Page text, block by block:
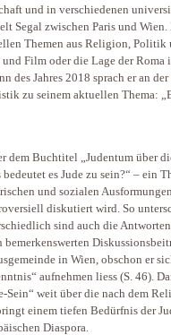
und in verschiedenen
Segal zwischen Paris und
Themen aus Religion, Politik
Film oder die Lage der Roma
des Jahres 2018 sprach er an
zu seinem aktuellen Thema:
dem Buchtitel „Judentum über
bedeutet es Jude zu sein?“ – ein
und sozialen
diskutiert wird. So
sind auch die
bemerkenswerten
in Wien, obschon er
aufnehmen liess (S. 46).
Sein“ weit über die nach dem
einem tiefen Bedürfnis der
Diaspora.